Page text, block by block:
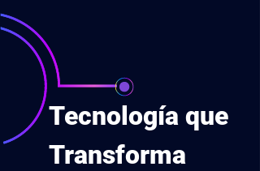
Tecnología que
Transforma